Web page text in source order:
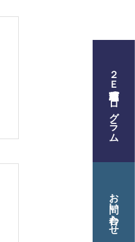
２Ｅ式管理職養成プログラム
お問い合わせ